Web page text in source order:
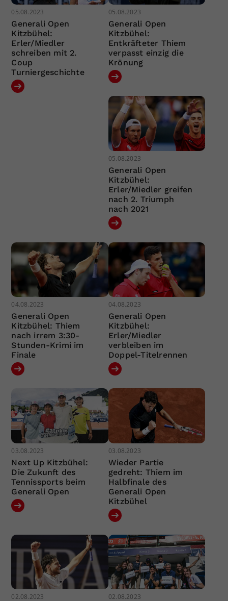
05.08.2023
Generali Open
Kitzbühel:
Erler/Miedler
schreiben mit 2.
Coup
Turniergeschichte
05.08.2023
Generali Open
Kitzbühel:
Entkräfteter Thiem
verpasst einzig die
Krönung
05.08.2023
Generali Open
Kitzbühel:
Erler/Miedler greifen
nach 2. Triumph
nach 2021
04.08.2023
Generali Open
Kitzbühel: Thiem
nach irrem 3:30-
Stunden-Krimi im
Finale
04.08.2023
Generali Open
Kitzbühel:
Erler/Miedler
verbleiben im
Doppel-Titelrennen
03.08.2023
Next Up Kitzbühel:
Die Zukunft des
Tennissports beim
Generali Open
03.08.2023
Wieder Partie
gedreht: Thiem im
Halbfinale des
Generali Open
Kitzbühel
02.08.2023 02.08.2023